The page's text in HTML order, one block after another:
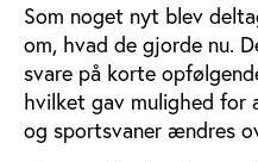
Som noget nyt blev
om, hvad de gjorde nu.
svare på korte
hvilket gav mulighed for
og sportsvaner ændres